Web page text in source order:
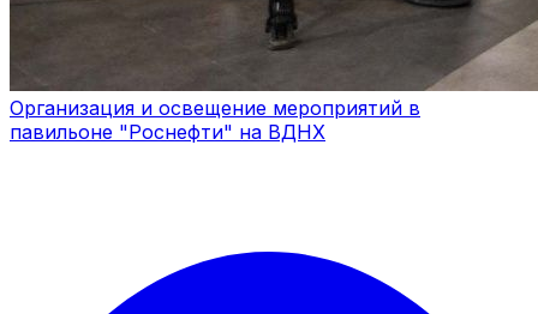
Организация и освещение мероприятий в
павильоне "Роснефти" на ВДНХ